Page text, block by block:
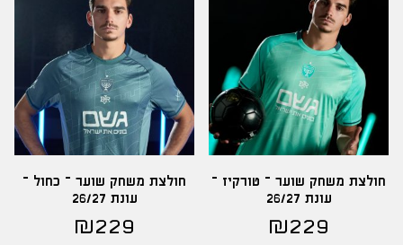
חולצת משחק שוער – טורקיז –
עונת 26/27
₪229
חולצת משחק שוער – כחול –
עונת 26/27
₪229